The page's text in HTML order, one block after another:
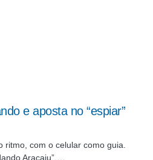
e aposta no “espiar”
ritmo, com o celular como guia.
Aracaju”,…